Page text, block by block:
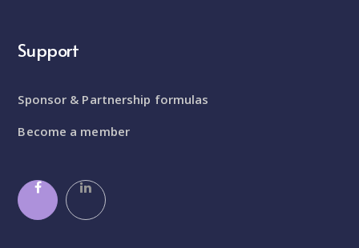
Support
Sponsor & Partnership formulas
Become a member